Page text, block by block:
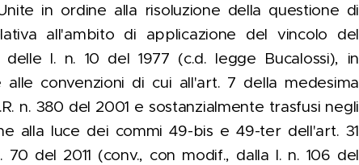
in ordine alla risoluzione della questione di
all'ambito di applicazione del vincolo del
l. n. 10 del 1977 (c.d. legge Bucalossi), in
convenzioni di cui all'art. 7 della medesima
n. 380 del 2001 e sostanzialmente trasfusi negli
alla luce dei commi 49-bis e 49-ter dell'art. 31
del 2011 (conv., con modif., dalla l. n. 106 del